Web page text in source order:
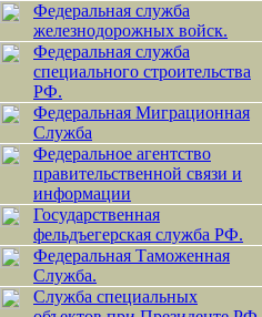
Федеральная служба
железнодорожных войск.
Федеральная служба
специального строительства
РФ.
Федеральная Миграционная
Служба
Федеральное агентство
правительственной связи и
информации
Государственная
фельдъегерская служба РФ.
Федеральная Таможенная
Служба.
Служба специальных